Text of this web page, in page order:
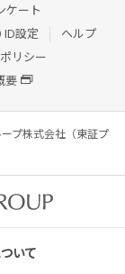
ケート
ID設定
ヘルプ
リシー
要
プ株式会社（東証プ
いて